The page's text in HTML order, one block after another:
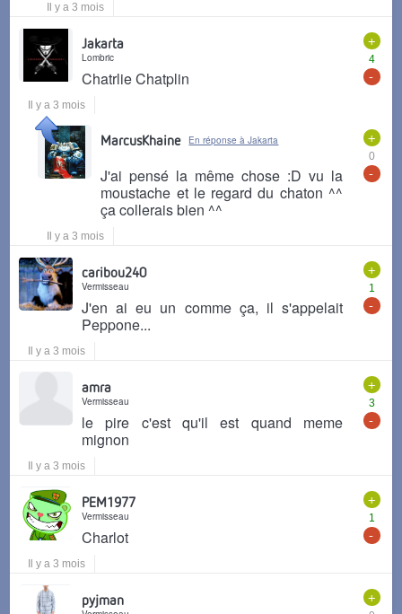
Il y a 3 mois
+
4
-
Jakarta
Lombric
Chatrlie Chatplin
Il y a 3 mois
+
0
-
MarcusKhaine En réponse à Jakarta
J'ai pensé la même chose :D vu la
moustache et le regard du chaton ^^
ça collerais bien ^^
Il y a 3 mois
+
1
-
caribou240
Vermisseau
J'en ai eu un comme ça, il s'appelait
Peppone...
Il y a 3 mois
+
3
-
amra
Vermisseau
le pire c'est qu'il est quand meme
mignon
Il y a 3 mois
+
1
-
PEM1977
Vermisseau
Charlot
Il y a 3 mois
+
pyjman